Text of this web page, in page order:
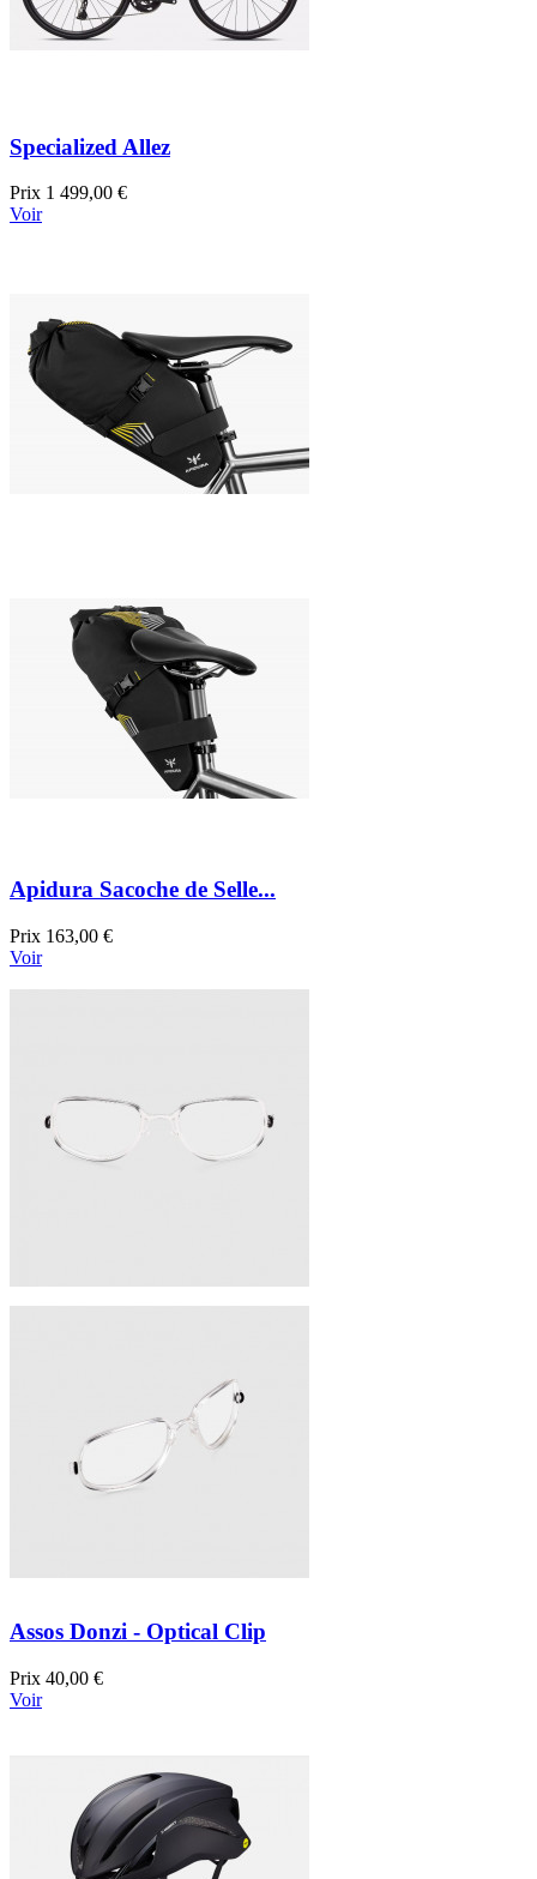
Specialized Allez
Prix 1 499,00 €
Voir
Apidura Sacoche de Selle...
Prix 163,00 €
Voir
Assos Donzi - Optical Clip
Prix 40,00 €
Voir